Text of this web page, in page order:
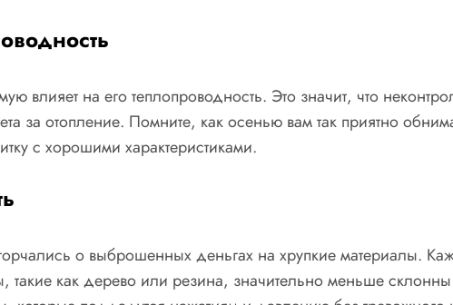
влияет на его теплопроводность. Это значит, что
за отопление. Помните, как осенью вам так приятно
с хорошими характеристиками.
о выброшенных деньгах на хрупкие материалы.
такие как дерево или резина, значительно меньше